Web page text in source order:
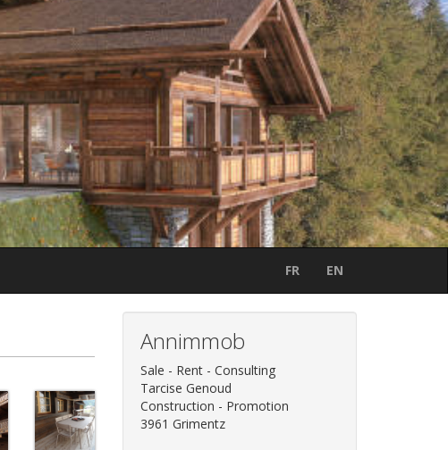
FR EN
Annimmob
Sale - Rent - Consulting
Tarcise Genoud
Construction - Promotion
3961 Grimentz